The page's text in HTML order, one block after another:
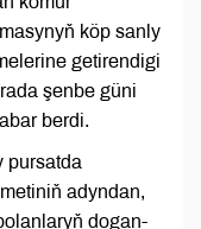
köp sanly
getirendigi
şenbe güni
berdi.
pursatda
adyndan,
dogan-